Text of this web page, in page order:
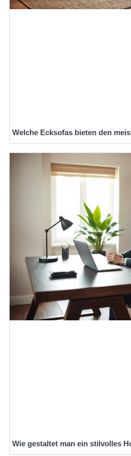
Welche Ecksofas bieten den
Wie gestaltet man ein stilvolles